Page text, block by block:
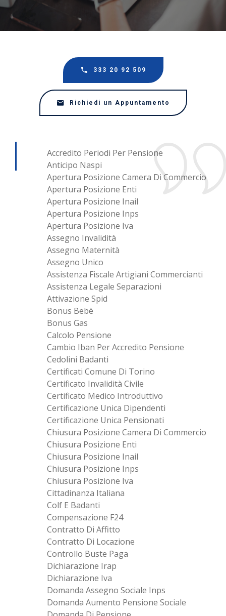
333 20 92 509
Richiedi un Appuntamento
Accredito Periodi Per Pensione
Anticipo Naspi
Apertura Posizione Camera Di Commercio
Apertura Posizione Enti
Apertura Posizione Inail
Apertura Posizione Inps
Apertura Posizione Iva
Assegno Invalidità
Assegno Maternità
Assegno Unico
Assistenza Fiscale Artigiani Commercianti
Assistenza Legale Separazioni
Attivazione Spid
Bonus Bebè
Bonus Gas
Calcolo Pensione
Cambio Iban Per Accredito Pensione
Cedolini Badanti
Certificati Comune Di Torino
Certificato Invalidità Civile
Certificato Medico Introduttivo
Certificazione Unica Dipendenti
Certificazione Unica Pensionati
Chiusura Posizione Camera Di Commercio
Chiusura Posizione Enti
Chiusura Posizione Inail
Chiusura Posizione Inps
Chiusura Posizione Iva
Cittadinanza Italiana
Colf E Badanti
Compensazione F24
Contratto Di Affitto
Contratto Di Locazione
Controllo Buste Paga
Dichiarazione Irap
Dichiarazione Iva
Domanda Assegno Sociale Inps
Domanda Aumento Pensione Sociale